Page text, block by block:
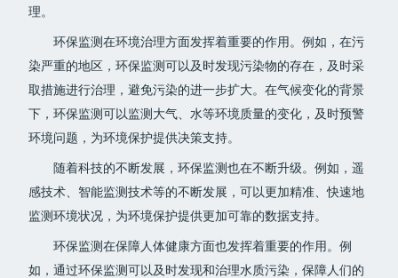
理。
环保监测在环境治理方面发挥着重要的作用。例如，在污
染严重的地区，环保监测可以及时发现污染物的存在，及时采
取措施进行治理，避免污染的进一步扩大。在气候变化的背景
下，环保监测可以监测大气、水等环境质量的变化，及时预警
环境问题，为环境保护提供决策支持。
随着科技的不断发展，环保监测也在不断升级。例如，遥
感技术、智能监测技术等的不断发展，可以更加精准、快速地
监测环境状况，为环境保护提供更加可靠的数据支持。
环保监测在保障人体健康方面也发挥着重要的作用。例
如，通过环保监测可以及时发现和治理水质污染，保障人们的